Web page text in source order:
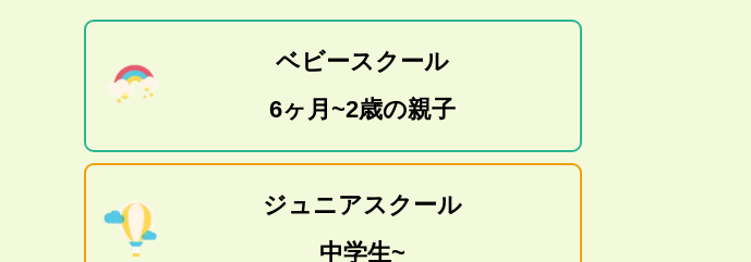
ベビースクール
6ヶ月~2歳の親子
ジュニアスクール
中学生~